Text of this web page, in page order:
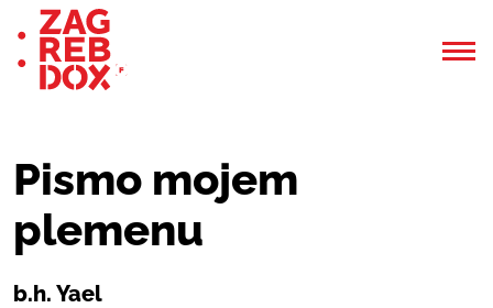
Pismo mojem
plemenu
b.h. Yael